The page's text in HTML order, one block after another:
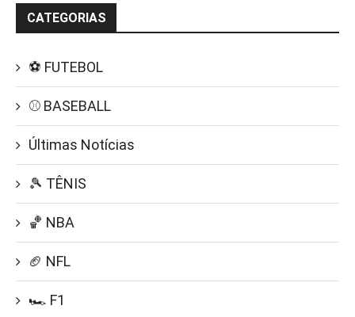
CATEGORIAS
⚽ FUTEBOL
⚾ BASEBALL
Últimas Notícias
🎾 TÊNIS
🏀 NBA
🏈 NFL
🏎️ F1